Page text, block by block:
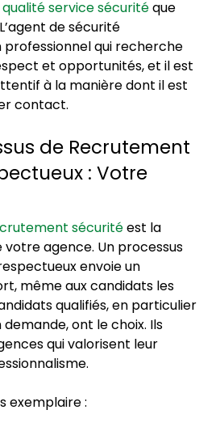
qualité service sécuritéque
de sécurité
professionnel qui recherche
et opportunités, et il est
à la manière dont il est
contact.
de Recrutement
: Votre
sécuritéest la
agence. Un processus
envoie un
même aux candidats les
qualifiés, en particulier
ont le choix. Ils
qui valorisent leur
exemplaire :